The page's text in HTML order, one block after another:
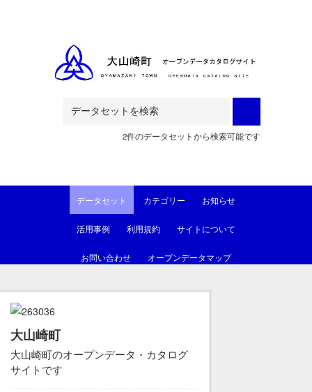
2件のデータセットから検索可能です
データセット カテゴリー お知らせ
活用事例 利用規約 サイトについて
お問い合わせ オープンデータマップ
大山崎町
大山崎町のオープンデータ・カタログ
サイトです